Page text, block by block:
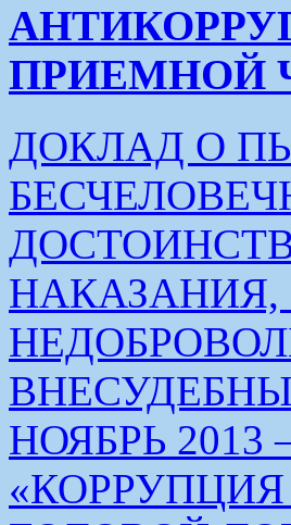
ПРИЕМНОЙ
ДОКЛАД О
НОЯБРЬ 2013